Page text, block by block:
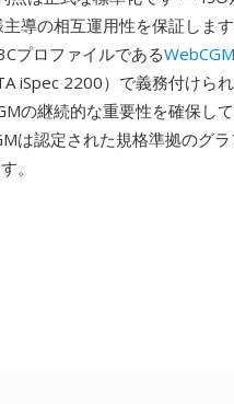
導の相互運用性を保証しま
プロファイルであるWebCGM
iSpec 2200）で義務付けら
の継続的な重要性を確保し
は認定された規格準拠のグ
。